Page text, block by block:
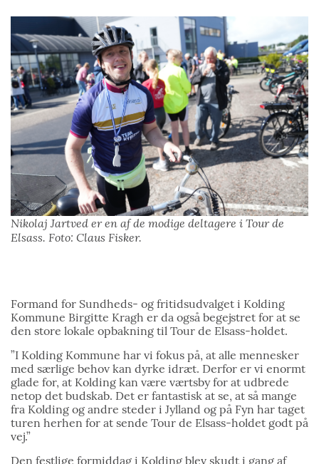
Nikolaj Jartved er en af de modige deltagere i Tour de
Elsass. Foto: Claus Fisker.
Formand for Sundheds- og fritidsudvalget i Kolding
Kommune Birgitte Kragh er da også begejstret for at se
den store lokale opbakning til Tour de Elsass-holdet.
”I Kolding Kommune har vi fokus på, at alle mennesker
med særlige behov kan dyrke idræt. Derfor er vi enormt
glade for, at Kolding kan være værtsby for at udbrede
netop det budskab. Det er fantastisk at se, at så mange
fra Kolding og andre steder i Jylland og på Fyn har taget
turen herhen for at sende Tour de Elsass-holdet godt på
vej.”
Den festlige formiddag i Kolding blev skudt i gang af